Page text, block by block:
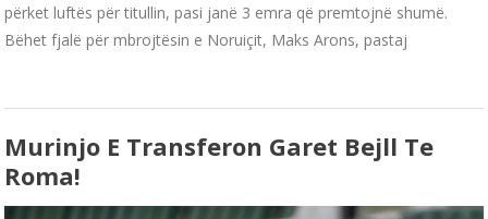
përket luftës për titullin, pasi janë 3 emra që premtojnë shumë.
Bëhet fjalë për mbrojtësin e Noruiçit, Maks Arons, pastaj
Murinjo E Transferon Garet Bejll Te
Roma!